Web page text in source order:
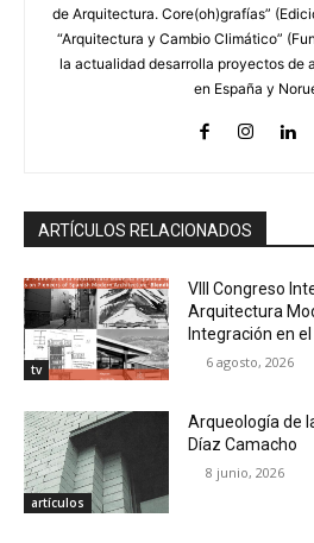
de Arquitectura. Core(oh)grafías”
“Arquitectura y Cambio Climático”
la actualidad desarrolla proyectos de
en España y
ARTÍCULOS RELACIONADOS
tv
VIII Congreso
Arquitectura
Integración en
6 agosto, 2026
artículos
Arqueología de
Díaz Camacho
8 junio, 2026